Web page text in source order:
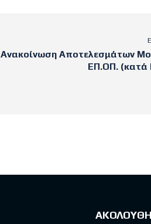
Ανακοίνωση Αποτελεσμάτων
ΕΠ.ΟΠ. (κατά